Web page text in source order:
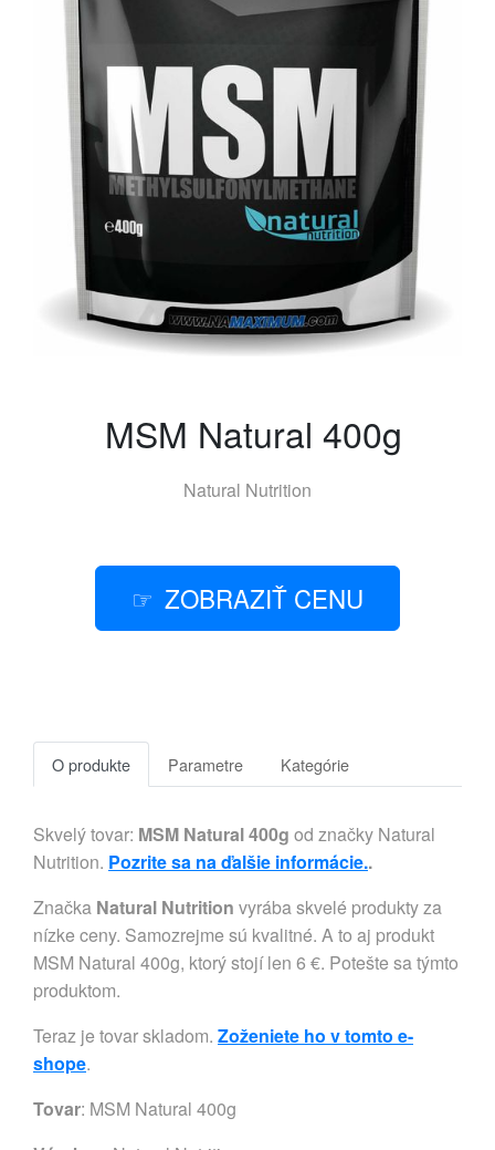
MSM Natural 400g
Natural Nutrition
ZOBRAZIŤ CENU
O produkte Parametre Kategórie
Skvelý tovar: MSM Natural 400g od značky Natural
Nutrition. Pozrite sa na ďalšie informácie..
Značka Natural Nutrition vyrába skvelé produkty za
nízke ceny. Samozrejme sú kvalitné. A to aj produkt
MSM Natural 400g, ktorý stojí len 6 €. Potešte sa týmto
produktom.
Teraz je tovar skladom. Zoženiete ho v tomto e-
shope.
Tovar: MSM Natural 400g